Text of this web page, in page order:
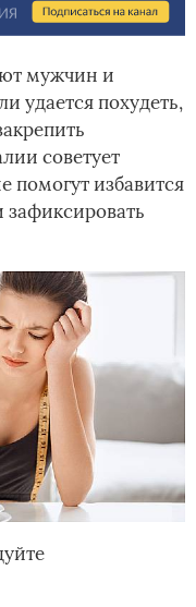
мужчин и
удается похудеть,
советует
помогут избавится